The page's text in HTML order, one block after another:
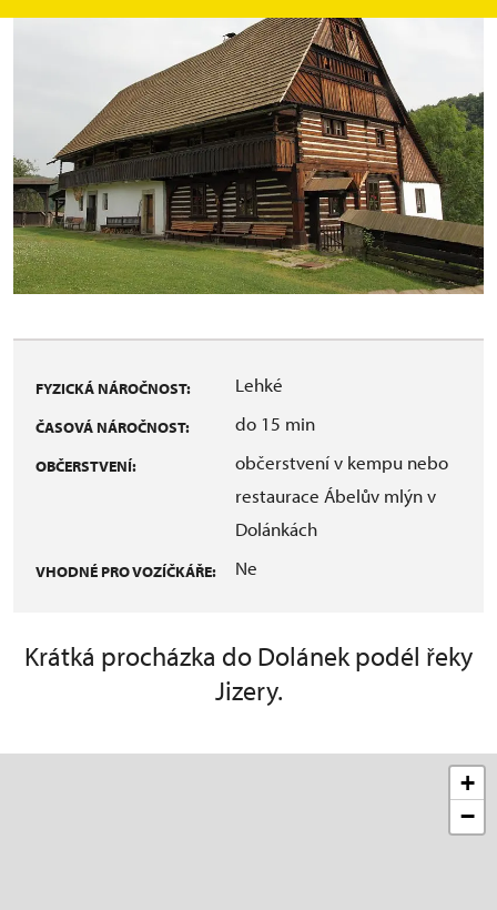
FYZICKÁ NÁROČNOST: Lehké
ČASOVÁ NÁROČNOST: do 15 min
OBČERSTVENÍ:
občerstvení v kempu nebo
restaurace Ábelův mlýn v
Dolánkách
VHODNÉ PRO VOZÍČKÁŘE: Ne
Krátká procházka do Dolánek podél řeky
Jizery.
+
−